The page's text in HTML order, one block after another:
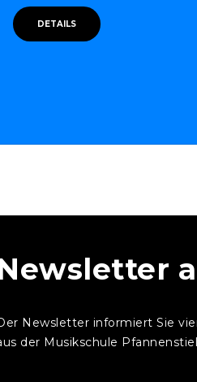
DETAILS
Newsletter informiert Sie
der Musikschule